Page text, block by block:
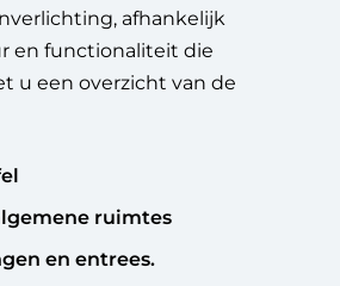
afhankelijk
en functionaliteit die
u een overzicht van de
ruimtes
en entrees.